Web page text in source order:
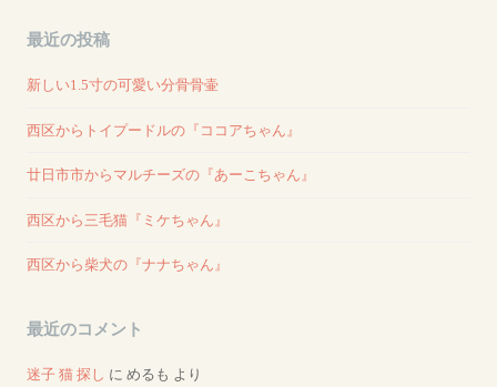
最近の投稿
新しい1.5寸の可愛い分骨骨壷
西区からトイプードルの『ココアちゃん』
廿日市市からマルチーズの『あーこちゃん』
西区から三毛猫『ミケちゃん』
西区から柴犬の『ナナちゃん』
最近のコメント
迷子 猫 探し に めるも より